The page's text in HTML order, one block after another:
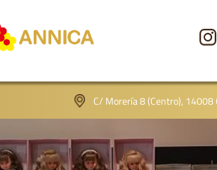
TIENDA
BLOG
C/ Morería 8 (Centro), 14008